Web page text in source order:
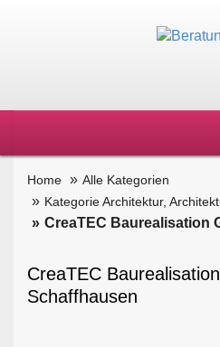
Home
Alle Kategorien
Kategorie Architektur,
CreaTEC Baurealisation
CreaTEC
Schaffhausen